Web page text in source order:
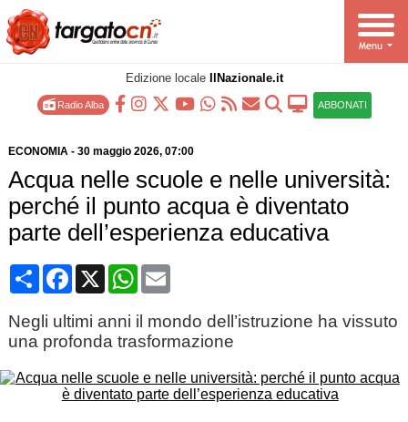
Edizione locale IlNazionale.it
Radio Alba ABBONATI
ECONOMIA- 30 maggio 2026, 07:00
Acqua nelle scuole e nelle università:
perché il punto acqua è diventato
parte dell’esperienza educativa
CondividiFacebook
X WhatsApp
Email
Negli ultimi anni il mondo dell’istruzione ha vissuto
una profonda trasformazione